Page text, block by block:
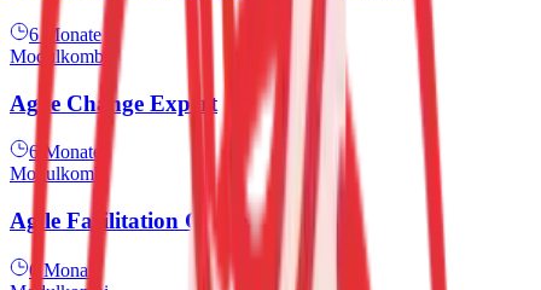
6 Monate
Modulkombi
Agile Change Expert
6 Monate
Modulkombi
Agile Facilitation Coach
6 Monate